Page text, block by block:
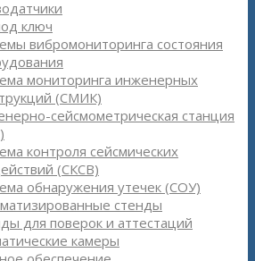
ключ
вибромониторинга состояния
мониторинга инженерных
(СМИК)
сейсмометрическая станция
контроля сейсмических
(СКСВ)
обнаружения утечек (СОУ)
стенды
для поверок и аттестаций
камеры